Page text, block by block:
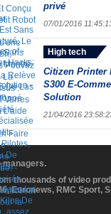
privé
07/01/2016
High tech
Citizen Printer
S300 E-
Solution
21/04/2016
managers.
thousands of video
Euronews, RMC Sport,